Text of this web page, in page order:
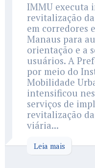
IMMU executa
revitalização
em corredores
Manaus para
orientação e a
usuários. A
por meio do
Mobilidade
intensificou
serviços de
revitalização
viária...
Leia mais